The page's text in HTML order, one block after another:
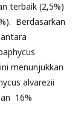
terbaik (2,5%)
Berdasarkan
menunjukkan
alvarezii
16%